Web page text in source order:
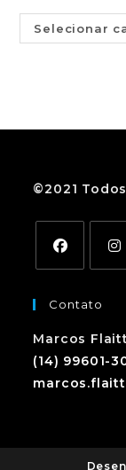
Selecionar
©2021
Contato
Marcos Flaitt
(14) 99601-